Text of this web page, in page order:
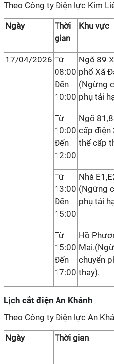
Theo Công ty Điện lực Kim
Ngày
Thời
gian
Khu vực
17/04/2026 Từ
08:00
Đến
10:00
Ngõ 89
phố Xã
(Ngừng
phụ tải
Từ
10:00
Đến
12:00
Ngõ
cấp điện
thế cấp
Từ
13:00
Đến
15:00
Nhà
(Ngừng
phụ tải
Từ
15:00
Đến
17:00
Hồ
chuyển
thay).
Lịch cắt điện An Khánh
Theo Công ty Điện lực An
Ngày Thời gian